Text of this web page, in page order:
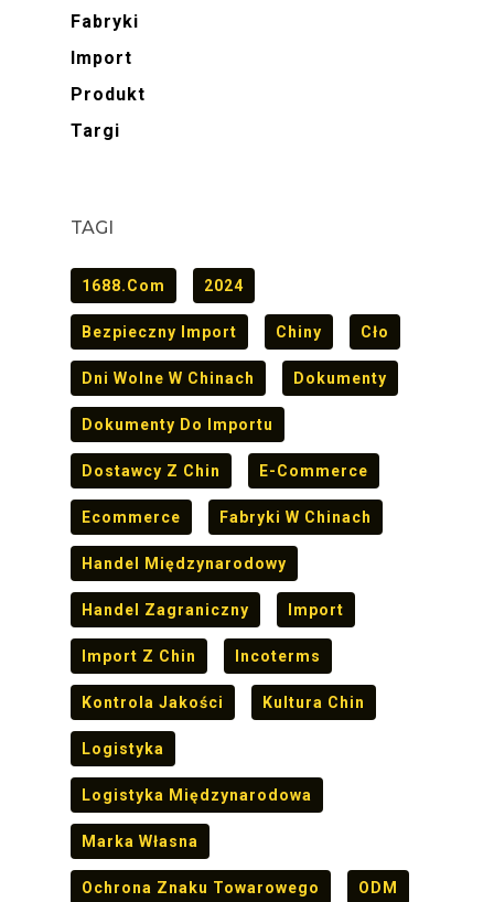
Fabryki
Import
Produkt
Targi
TAGI
1688.com 2024
Bezpieczny Import Chiny Cło
Dni Wolne W Chinach Dokumenty
Dokumenty Do Importu
Dostawcy Z Chin E-Commerce
Ecommerce Fabryki W Chinach
Handel Międzynarodowy
Handel Zagraniczny Import
Import Z Chin Incoterms
Kontrola Jakości Kultura Chin
Logistyka
Logistyka Międzynarodowa
Marka Własna
Ochrona Znaku Towarowego ODM